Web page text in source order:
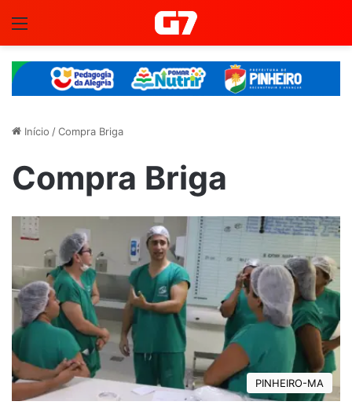
Início /Compra Briga
Compra Briga
PINHEIRO-MA